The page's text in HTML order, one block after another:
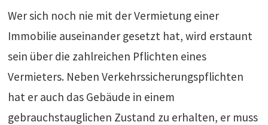
Wer sich noch nie mit der Vermietung einer
Immobilie auseinander gesetzt hat, wird erstaunt
sein über die zahlreichen Pflichten eines
Vermieters. Neben Verkehrssicherungspflichten
hat er auch das Gebäude in einem
gebrauchstauglichen Zustand zu erhalten, er muss